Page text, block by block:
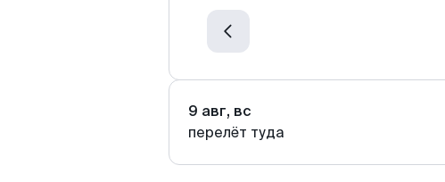
9 авг, вс
перелёт туда